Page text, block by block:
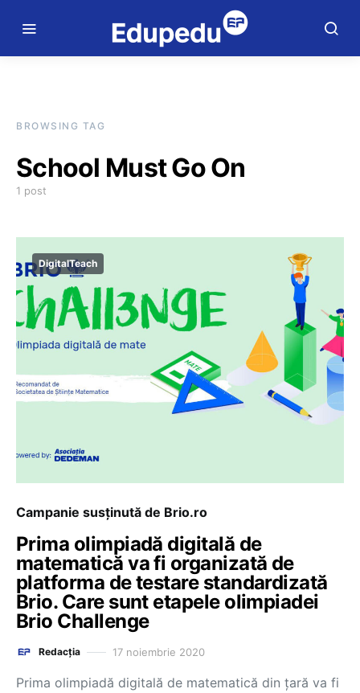
BROWSING TAG
School Must Go On
1 post
DigitalTeach
Campanie susținută de Brio.ro
Prima olimpiadă digitală de
matematică va fi organizată de
platforma de testare standardizată
Brio. Care sunt etapele olimpiadei
Brio Challenge
Redacția 17 noiembrie 2020
Prima olimpiadă digitală de matematică din țară va fi